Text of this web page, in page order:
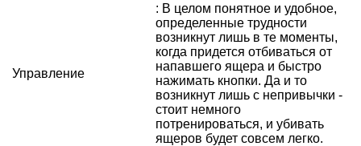
Управление
: В целом понятное и удобное,
определенные трудности
возникнут лишь в те моменты,
когда придется отбиваться от
напавшего ящера и быстро
нажимать кнопки. Да и то
возникнут лишь с непривычки -
стоит немного
потренироваться, и убивать
ящеров будет совсем легко.